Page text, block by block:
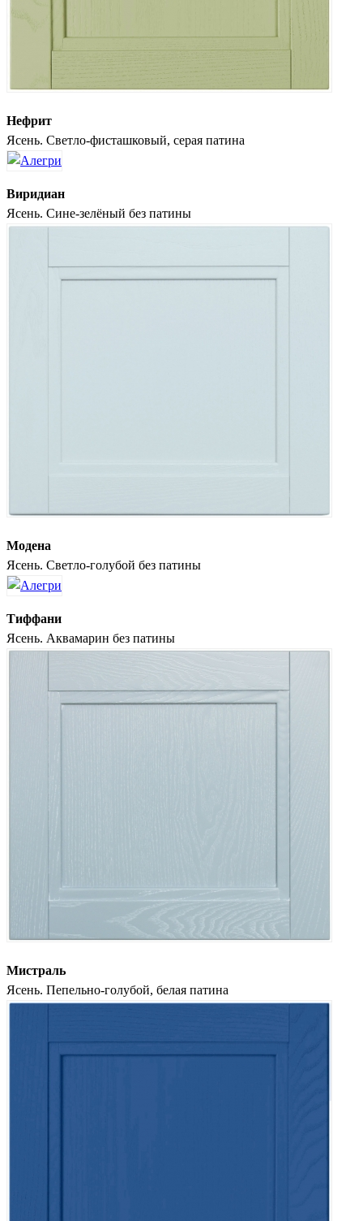
Нефрит
Ясень. Светло-фисташковый, серая патина
Виридиан
Ясень. Сине-зелёный без патины
Модена
Ясень. Светло-голубой без патины
Тиффани
Ясень. Аквамарин без патины
Мистраль
Ясень. Пепельно-голубой, белая патина